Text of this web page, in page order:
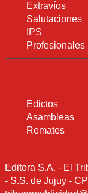
Extravíos
Salutaciones
IPS
Profesionales
Edictos
Asambleas
Remates
Editora S.A. - El
- S.S. de Jujuy -